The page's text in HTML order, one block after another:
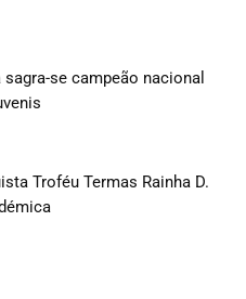
se campeão nacional
Troféu Termas Rainha D.